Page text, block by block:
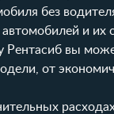
без
и их
Рентасиб вы
от